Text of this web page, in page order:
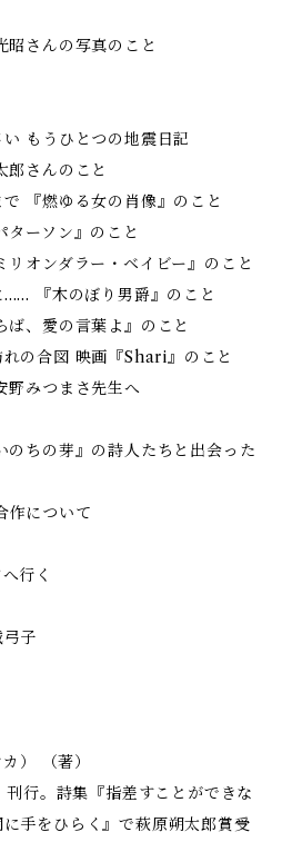
昭さんの写真のこと
もうひとつの地震日記
郎さんのこと
『燃ゆる女の肖像』のこと
ーソン』のこと
オンダラー・ベイビー』のこと
『木のぼり男爵』のこと
ば、愛の言葉よ』のこと
の合図 映画『Shari』のこと
野みつまさ先生へ
のちの芽』の詩人たちと出会った
作について
行く
子
） （著）
行。詩集『指差すことができな
手をひらく』で萩原朔太郎賞受